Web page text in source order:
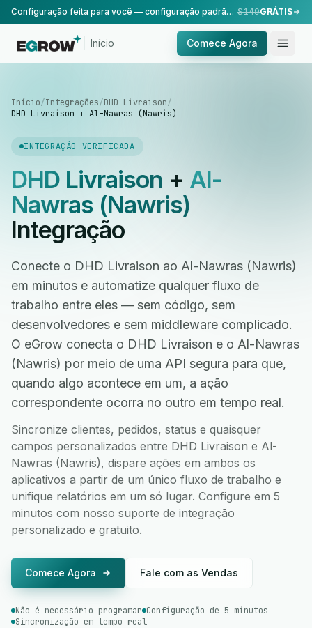
Configuração feita para você — configuração padrão, realizada pela nossa equipe. $149GRÁTIS
Início Comece Agora
Início/Integrações/DHD Livraison/
DHD Livraison + Al-Nawras (Nawris)
INTEGRAÇÃO VERIFICADA
DHD Livraison + Al-
Nawras (Nawris)
Integração
Conecte o DHD Livraison ao Al-Nawras (Nawris)
em minutos e automatize qualquer fluxo de
trabalho entre eles — sem código, sem
desenvolvedores e sem middleware complicado.
O eGrow conecta o DHD Livraison e o Al-Nawras
(Nawris) por meio de uma API segura para que,
quando algo acontece em um, a ação
correspondente ocorra no outro em tempo real.
Sincronize clientes, pedidos, status e quaisquer
campos personalizados entre DHD Livraison e Al-
Nawras (Nawris), dispare ações em ambos os
aplicativos a partir de um único fluxo de trabalho e
unifique relatórios em um só lugar. Configure em 5
minutos com nosso suporte de integração
personalizado e gratuito.
Comece Agora Fale com as Vendas
Não é necessário programar Configuração de 5 minutos
Sincronização em tempo real